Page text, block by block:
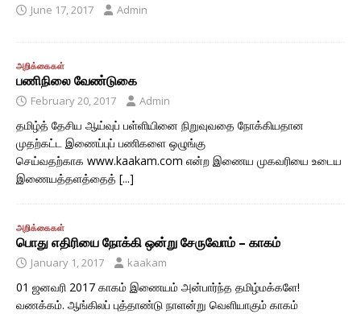
June 17, 2017 Admin
அறிக்கைகள்
பணிநிலை வேண்டுகை
February 20, 2017 Admin
தமிழ்த் தேசிய ஆய்வுப் பள்ளியினை நிறுவுவதை நோக்கியதான
முதற்கட்ட இணைப்புப் பணிகளை ஒழுங்கு
செய்வதற்காக www.kaakam.com என்ற இணைய முகவரியை உடைய
இணையத்தளத்தைத் [...]
அறிக்கைகள்
பொது எதிரியை நோக்கி ஒன்று சேருவோம் – காகம்
January 1, 2017 kaakam
01 ஜனவரி 2017 காகம் இணையம் அன்பார்ந்த தமிழ்மக்களே!
வணக்கம். ஆங்கிலப் புத்தாண்டு நாளன்று வெளியாகும் காகம்